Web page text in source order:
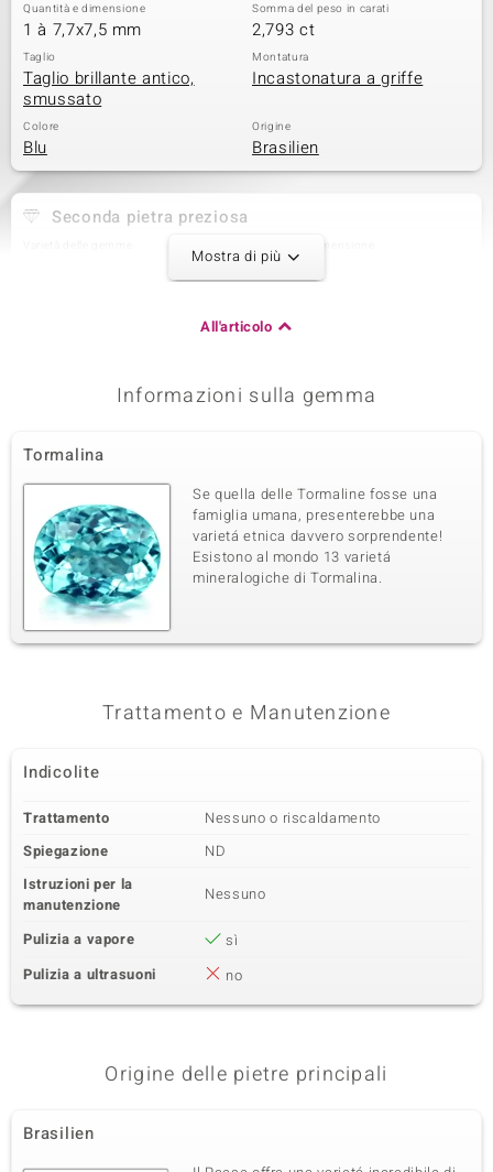
Quantità e dimensione
1 à 7,7x7,5 mm
Somma del peso in carati
2,793 ct
Taglio
Taglio brillante antico,
smussato
Montatura
Incastonatura a griffe
Colore
Blu
Origine
Brasilien
Seconda pietra preziosa
Quantità e dimensione
82 à 1,5 mm
Taglio Brillante Rotondo
Varietà delle gemme
Diamante (H) SI1 2 à 1,1 mm
Somma del peso in carati
0,01 ct
Taglio
Taglio Brillante Rotondo
Montatura
Incastonatura a griffe
Origine
Africa
Mostra di più
All'articolo
Informazioni sulla gemma
Tormalina
Se quella delle Tormaline fosse una
famiglia umana, presenterebbe una
varietá etnica davvero sorprendente!
Esistono al mondo 13 varietá
mineralogiche di Tormalina.
Trattamento e Manutenzione
Indicolite
Trattamento
Nessuno o riscaldamento
Spiegazione
ND
Istruzioni per la
manutenzione
Nessuno
Pulizia a vapore
sì
Pulizia a ultrasuoni
no
Origine delle pietre principali
Brasilien